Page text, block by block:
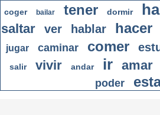
coger bailar tener dormir
saltar
ver hablar hacer
jugar caminar comer
salir vivir andar ir amar
poder